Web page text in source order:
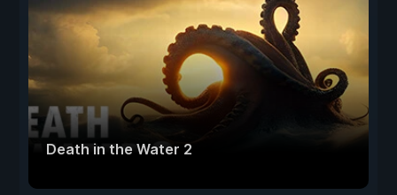
Death in the Water 2